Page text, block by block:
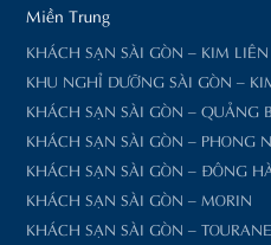
Miền Trung
KHÁCH SẠN SÀI GÒN – KIM LIÊN
KHU NGHỈ DƯỠNG SÀI GÒN –
KHÁCH SẠN SÀI GÒN – QUẢNG
KHÁCH SẠN SÀI GÒN – PHONG
KHÁCH SẠN SÀI GÒN – ĐÔNG
KHÁCH SẠN SÀI GÒN – MORIN
KHÁCH SẠN SÀI GÒN – TOURANE